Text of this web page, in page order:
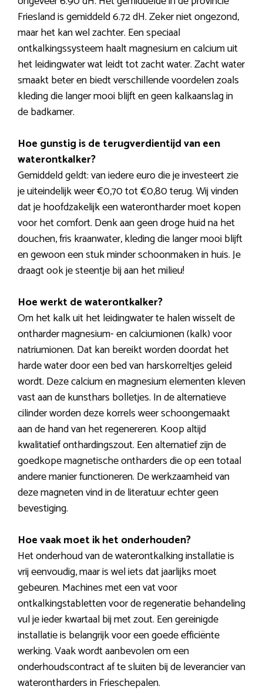
Friesland is gemiddeld 6.72 dH. Zeker niet ongezond,
maar het kan wel zachter. Een speciaal
ontkalkingssysteem haalt magnesium en calcium uit
het leidingwater wat leidt tot zacht water. Zacht water
smaakt beter en biedt verschillende voordelen zoals
kleding die langer mooi blijft en geen kalkaanslag in
de badkamer.
Hoe gunstig is de terugverdientijd van een
waterontkalker?
Gemiddeld geldt: van iedere euro die je investeert zie
je uiteindelijk weer €0,70 tot €0,80 terug. Wij vinden
dat je hoofdzakelijk een waterontharder moet kopen
voor het comfort. Denk aan geen droge huid na het
douchen, fris kraanwater, kleding die langer mooi blijft
en gewoon een stuk minder schoonmaken in huis. Je
draagt ook je steentje bij aan het milieu!
Hoe werkt de waterontkalker?
Om het kalk uit het leidingwater te halen wisselt de
ontharder magnesium- en calciumionen (kalk) voor
natriumionen. Dat kan bereikt worden doordat het
harde water door een bed van harskorreltjes geleid
wordt. Deze calcium en magnesium elementen kleven
vast aan de kunsthars bolletjes. In de alternatieve
cilinder worden deze korrels weer schoongemaakt
aan de hand van het regenereren. Koop altijd
kwalitatief onthardingszout. Een alternatief zijn de
goedkope magnetische ontharders die op een totaal
andere manier functioneren. De werkzaamheid van
deze magneten vind in de literatuur echter geen
bevestiging.
Hoe vaak moet ik het onderhouden?
Het onderhoud van de waterontkalking installatie is
vrij eenvoudig, maar is wel iets dat jaarlijks moet
gebeuren. Machines met een vat voor
ontkalkingstabletten voor de regeneratie behandeling
vul je ieder kwartaal bij met zout. Een gereinigde
installatie is belangrijk voor een goede efficiënte
werking. Vaak wordt aanbevolen om een
onderhoudscontract af te sluiten bij de leverancier van
waterontharders in Frieschepalen.